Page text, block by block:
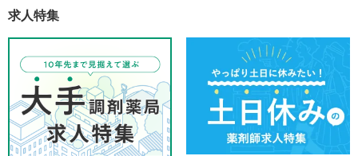
求人特集